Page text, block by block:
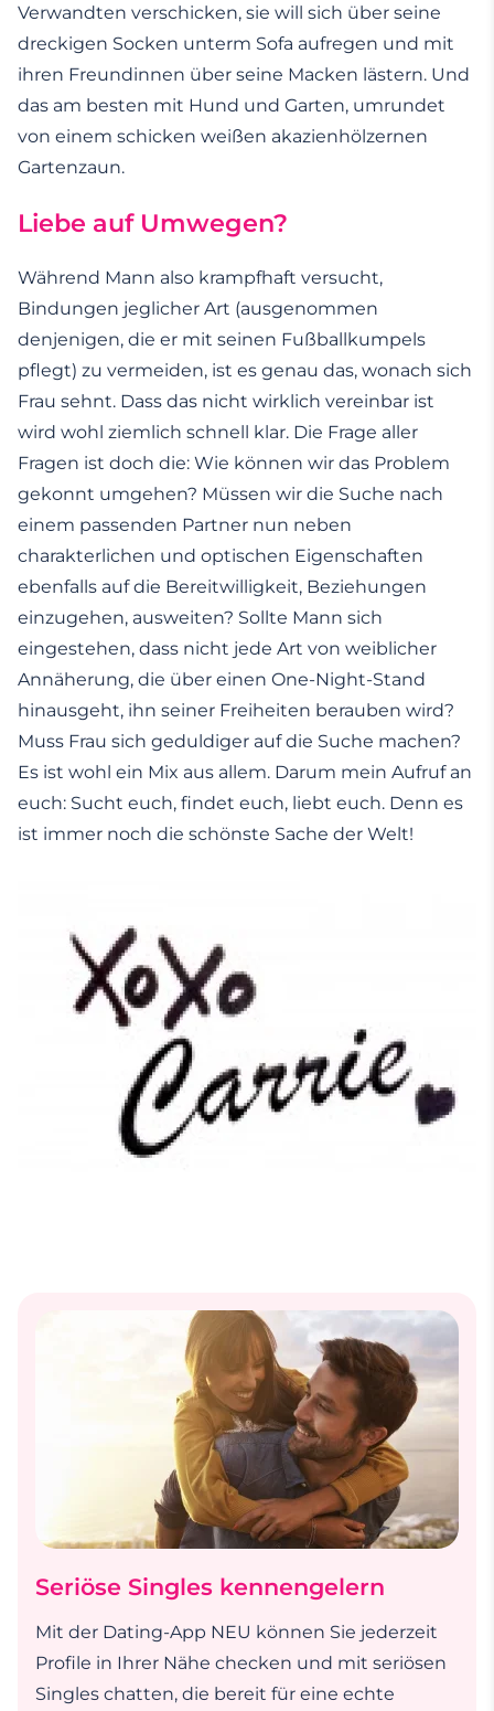
Verwandten verschicken, sie will sich über seine
dreckigen Socken unterm Sofa aufregen und mit
ihren Freundinnen über seine Macken lästern. Und
das am besten mit Hund und Garten, umrundet
von einem schicken weißen akazienhölzernen
Gartenzaun.
Liebe auf Umwegen?
Während Mann also krampfhaft versucht,
Bindungen jeglicher Art (ausgenommen
denjenigen, die er mit seinen Fußballkumpels
pflegt) zu vermeiden, ist es genau das, wonach sich
Frau sehnt. Dass das nicht wirklich vereinbar ist
wird wohl ziemlich schnell klar. Die Frage aller
Fragen ist doch die: Wie können wir das Problem
gekonnt umgehen? Müssen wir die Suche nach
einem passenden Partner nun neben
charakterlichen und optischen Eigenschaften
ebenfalls auf die Bereitwilligkeit, Beziehungen
einzugehen, ausweiten? Sollte Mann sich
eingestehen, dass nicht jede Art von weiblicher
Annäherung, die über einen One-Night-Stand
hinausgeht, ihn seiner Freiheiten berauben wird?
Muss Frau sich geduldiger auf die Suche machen?
Es ist wohl ein Mix aus allem. Darum mein Aufruf an
euch: Sucht euch, findet euch, liebt euch. Denn es
ist immer noch die schönste Sache der Welt!
Seriöse Singles kennengelern
Mit der Dating-App NEU können Sie jederzeit
Profile in Ihrer Nähe checken und mit seriösen
Singles chatten, die bereit für eine echte